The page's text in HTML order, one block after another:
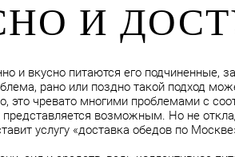
И
и вкусно питаются его подчиненные,
рано или поздно такой подход
это чревато многими проблемами с
возможным. Но не
услугу «доставка обедов по